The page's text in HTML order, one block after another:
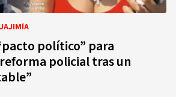
político” para
policial tras un